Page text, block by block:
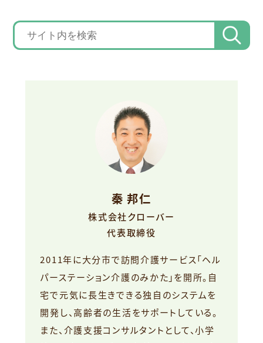
秦 邦仁
株式会社クローバー
代表取締役
2011年に大分市で訪問介護サービス「ヘル
パーステーション介護のみかた」を開所。自
宅で元気に長生きできる独自のシステムを
開発し、高齢者の生活をサポートしている。
また、介護支援コンサルタントとして、小学